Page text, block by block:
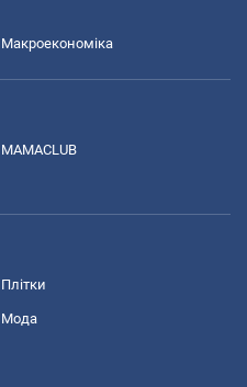
Макроекономіка
MAMACLUB
Плітки
Мода